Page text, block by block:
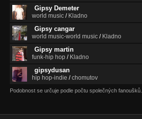
Gipsy Demeter
world music / Kladno
Gipsy cangar
world music-world music / Kladno
Gipsy martin
funk-hip hop / Kladno
gipsydusan
hip hop-indie /chomutov
Podobnost se určuje podle počtu společných fanoušků.